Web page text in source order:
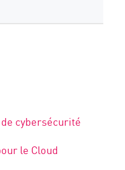
cybersécurité
le Cloud